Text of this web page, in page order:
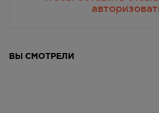
ВЫ СМОТРЕЛИ